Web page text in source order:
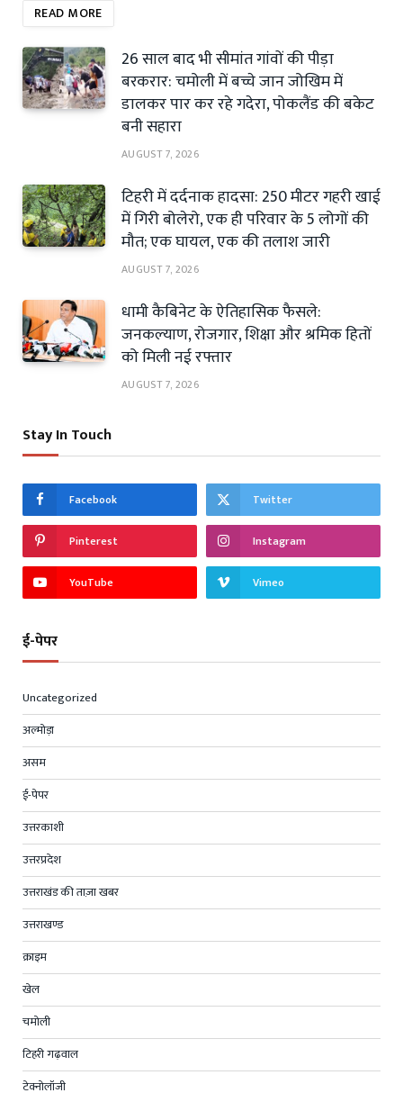
READ MORE
26 साल बाद भी सीमांत गांवों की पीड़ा
बरकरार: चमोली में बच्चे जान जोखिम में
डालकर पार कर रहे गदेरा, पोकलैंड की बकेट
बनी सहारा
AUGUST 7, 2026
टिहरी में दर्दनाक हादसा: 250 मीटर गहरी खाई
में गिरी बोलेरो, एक ही परिवार के 5 लोगों की
मौत; एक घायल, एक की तलाश जारी
AUGUST 7, 2026
धामी कैबिनेट के ऐतिहासिक फैसले:
जनकल्याण, रोजगार, शिक्षा और श्रमिक हितों
को मिली नई रफ्तार
AUGUST 7, 2026
Stay In Touch
Facebook Twitter
Pinterest Instagram
YouTube Vimeo
ई-पेपर
Uncategorized
अल्मोड़ा
असम
ई-पेपर
उत्तरकाशी
उत्तरप्रदेश
उत्तराखंड की ताज़ा खबर
उत्तराखण्ड
क्राइम
खेल
चमोली
टिहरी गढ़वाल
टेक्नोलॉजी